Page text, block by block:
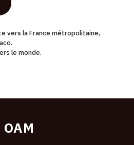
vers la France métropolitaine,
le monde.
OAM